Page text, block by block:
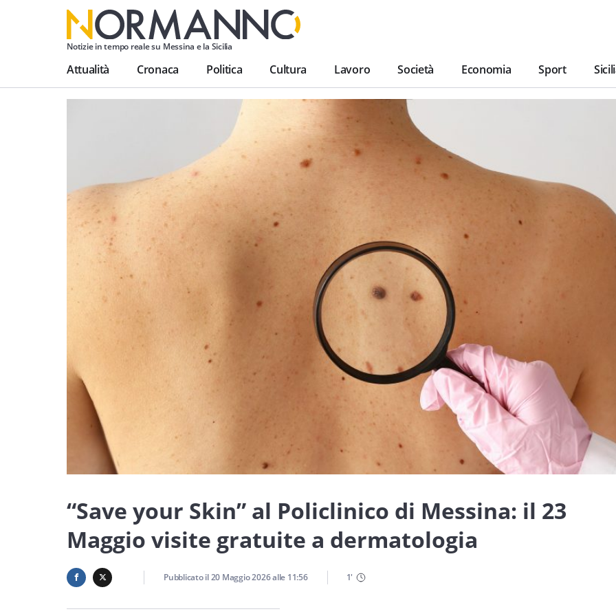
Notizie in tempo reale su Messina e la Sicilia
Attualità Cronaca Politica Cultura Lavoro Società Economia Sport
“Save your Skin” al Policlinico di Messina: il 23
Maggio visite gratuite a dermatologia
Pubblicato il20 Maggio 2026alle 11:56 1'